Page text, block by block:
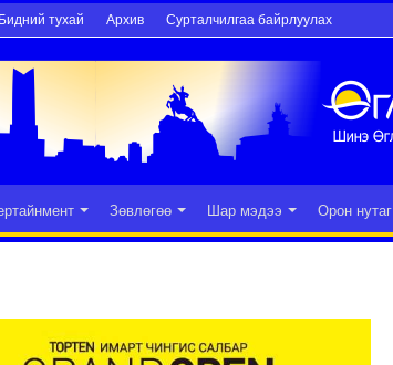
Бидний тухай Архив Сурталчилгаа байрлуулах
Зөвлөгөө Шар мэдээ Орон нутаг